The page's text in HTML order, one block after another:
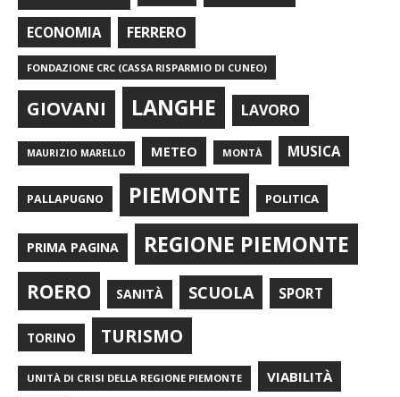
ECONOMIA FERRERO
FONDAZIONE CRC (CASSA RISPARMIO DI CUNEO)
GIOVANI LANGHE LAVORO
MAURIZIO MARELLO METEO MONTÀ MUSICA
PALLAPUGNO PIEMONTE POLITICA
PRIMA PAGINA REGIONE PIEMONTE
ROERO SANITÀ SCUOLA SPORT
TORINO TURISMO
UNITÀ DI CRISI DELLA REGIONE PIEMONTE VIABILITÀ